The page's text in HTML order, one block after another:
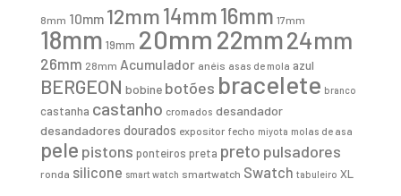
8mm 10mm 12mm14mm16mm 17mm
18mm 19mm 20mm 22mm24mm
26mm 28mm Acumulador anéis asas de mola azul
BERGEON bobine botões bracelete branco
castanha castanho cromados desandador
desandadores dourados expositor fecho miyota molas de asa
pele pistons ponteiros preta preto pulsadores
ronda silicone smart watch smartwatch Swatch tabuleiro XL